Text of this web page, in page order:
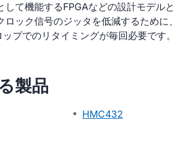
して機能するFPGAなどの設計モデルと
ロック信号のジッタを低減するために、
プでのリタイミングが毎回必要です。
製品
HMC432